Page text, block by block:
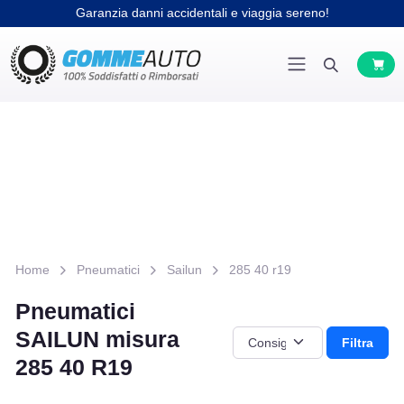
Garanzia danni accidentali e viaggia sereno!
Home Pneumatici Sailun 285 40 r19
Pneumatici
SAILUN misura
285 40 R19
Filtra